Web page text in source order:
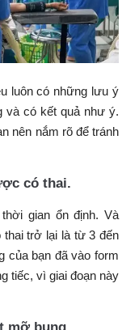
luôn có những lưu ý
và có kết quả như ý.
nên nắm rõ để tránh
có thai.
gian ổn định. Và
trở lại là từ 3 đến
của bạn đã vào form
tiếc, vì giai đoạn này